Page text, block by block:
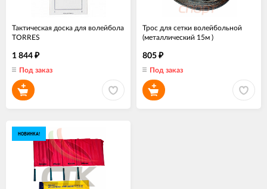
Тактическая доска для волейбола
TORRES
1 844 ₽
Под заказ
Трос для сетки волейбольной
(металлический 15м )
805 ₽
Под заказ
НОВИНКА!